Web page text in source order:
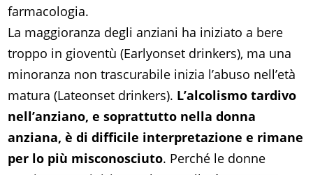
farmacologia.
La maggioranza degli anziani ha iniziato a bere
troppo in gioventù (Earlyonset drinkers), ma una
minoranza non trascurabile inizia l’abuso nell’età
matura (Lateonset drinkers). L’alcolismo tardivo
nell’anziano, e soprattutto nella donna
anziana, è di difficile interpretazione e rimane
per lo più misconosciuto. Perché le donne